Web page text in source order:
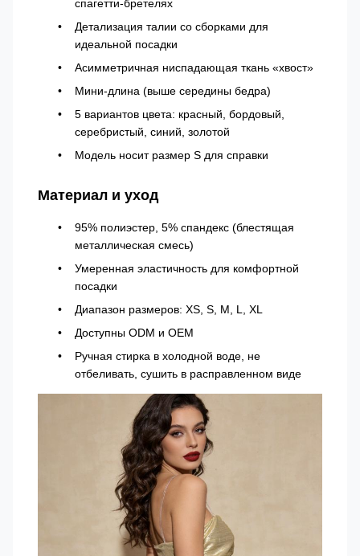
спагетти-бретелях
Детализация талии со сборками для
идеальной посадки
Асимметричная ниспадающая ткань «хвост»
Мини-длина (выше середины бедра)
5 вариантов цвета: красный, бордовый,
серебристый, синий, золотой
Модель носит размер S для справки
Материал и уход
95% полиэстер, 5% спандекс (блестящая
металлическая смесь)
Умеренная эластичность для комфортной
посадки
Диапазон размеров: XS, S, M, L, XL
Доступны ODM и OEM
Ручная стирка в холодной воде, не
отбеливать, сушить в расправленном виде